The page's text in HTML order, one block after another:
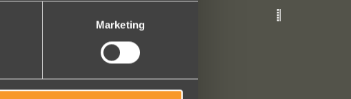
Marketing